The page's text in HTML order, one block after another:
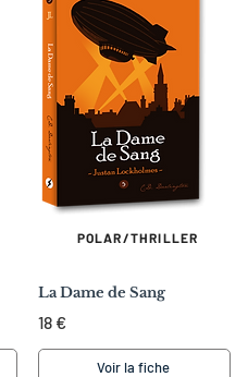
POLAR/THRILLER
La Dame de Sang
18 €
Voir la fiche